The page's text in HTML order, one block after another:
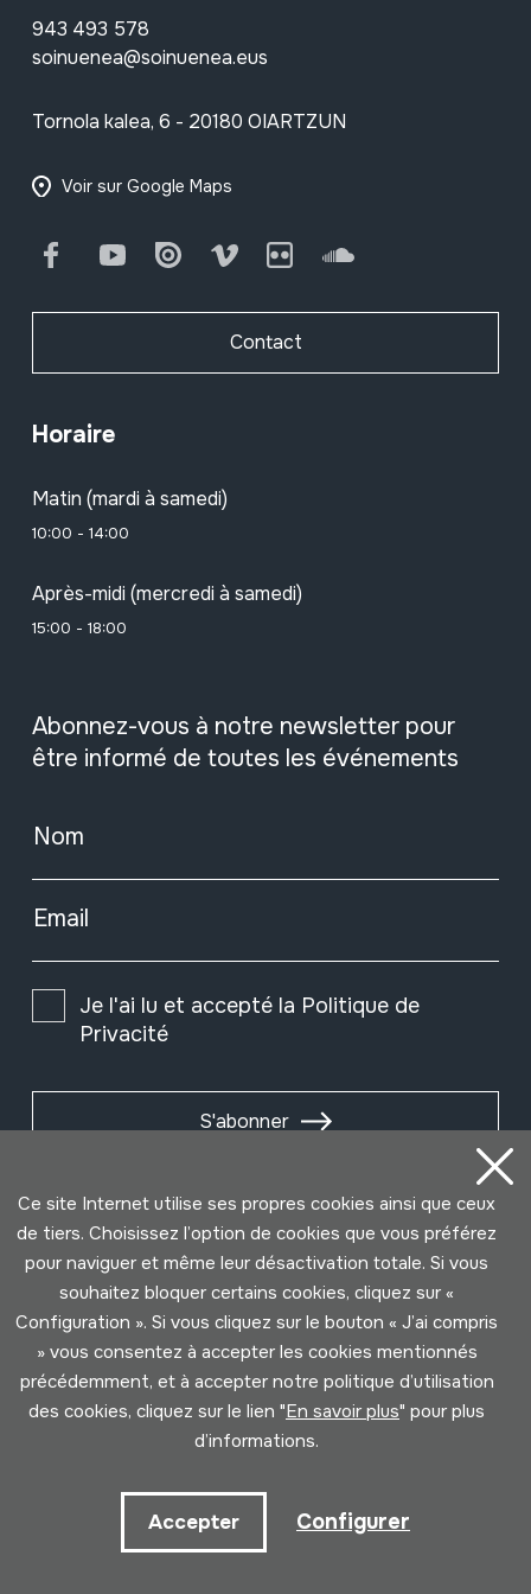
943 493 578
soinuenea@soinuenea.eus
Tornola kalea, 6 - 20180 OIARTZUN
Voir sur Google Maps
FacebookYoutube Issuu Vimeo Flickr SoundCloud
Contact
Horaire
Matin (mardi à samedi)
10:00 - 14:00
Après-midi (mercredi à samedi)
15:00 - 18:00
Abonnez-vous à notre newsletter pour
être informé de toutes les événements
Nom
Email
Je l'ai lu et accepté la Politique de
Privacité
S'abonner
Développé par Lotura
Ce site Internet utilise ses propres cookies ainsi que ceux
de tiers. Choisissez l’option de cookies que vous préférez
pour naviguer et même leur désactivation totale. Si vous
souhaitez bloquer certains cookies, cliquez sur «
Configuration ». Si vous cliquez sur le bouton « J’ai compris
» vous consentez à accepter les cookies mentionnés
précédemment, et à accepter notre politique d’utilisation
des cookies, cliquez sur le lien "En savoir plus" pour plus
d’informations.
Accepter Configurer